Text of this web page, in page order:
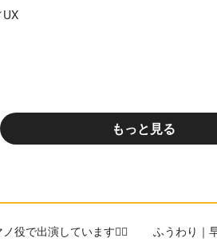
もっと見る
役で出演しています🙋‍♀️
ふうわり｜